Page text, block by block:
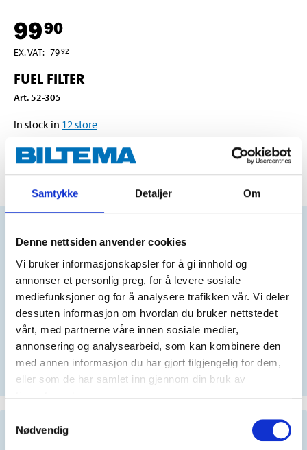
Samtykke Detaljer Om
Denne nettsiden anvender cookies
Vi bruker informasjonskapsler for å gi innhold og
annonser et personlig preg, for å levere sosiale
mediefunksjoner og for å analysere trafikken vår. Vi deler
dessuten informasjon om hvordan du bruker nettstedet
vårt, med partnerne våre innen sosiale medier,
annonsering og analysearbeid, som kan kombinere den
med annen informasjon du har gjort tilgjengelig for dem,
eller som de har samlet inn gjennom din bruk av
Nødvendig
9990
EX. VAT: 7992
FUEL FILTER
Art. 52-305
In stock in 12 store
ADD TO CART
Does this product fit your vehicle?
N
No registration number?
SELECT CAR MANUALLY
Important information when searching for spare
parts by reg. number and service recommendations.